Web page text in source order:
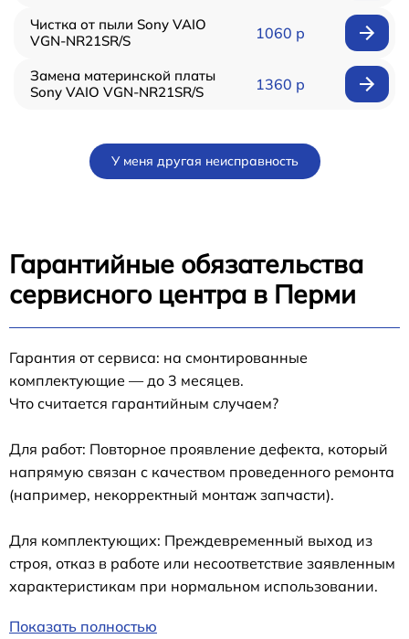
Чистка от пыли Sony VAIO
VGN-NR21SR/S
1060 р
Замена материнской платы
Sony VAIO VGN-NR21SR/S
1360 р
У меня другая неисправность
Гарантийные обязательства
сервисного центра в Перми
Гарантия от сервиса: на смонтированные
комплектующие — до 3 месяцев.
Что считается гарантийным случаем?
Для работ: Повторное проявление дефекта, который
напрямую связан с качеством проведенного ремонта
(например, некорректный монтаж запчасти).
Для комплектующих: Преждевременный выход из
строя, отказ в работе или несоответствие заявленным
характеристикам при нормальном использовании.
Показать полностью